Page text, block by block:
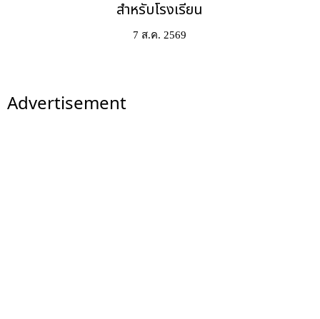
สำหรับโรงเรียน
7 ส.ค. 2569
Advertisement